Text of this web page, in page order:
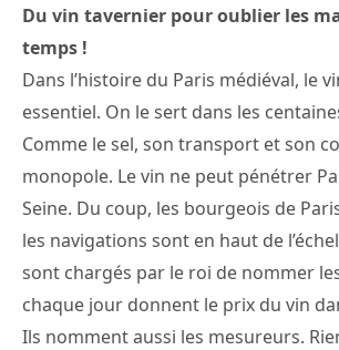
Du vin tavernier pour oublier les
temps !
Dans l’histoire du Paris médiéval, le
essentiel. On le sert dans les
Comme le sel, son transport et son
monopole. Le vin ne peut pénétrer
Seine. Du coup, les bourgeois de
les navigations sont en haut de
sont chargés par le roi de nommer
chaque jour donnent le prix du vin
Ils nomment aussi les mesureurs.